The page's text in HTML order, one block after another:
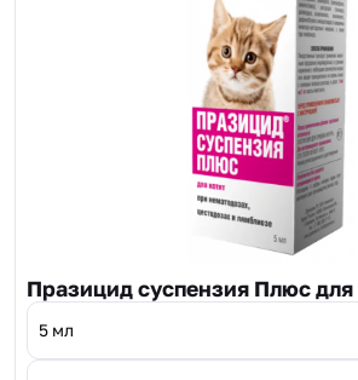
Празицид суспензия Плюс
5 мл